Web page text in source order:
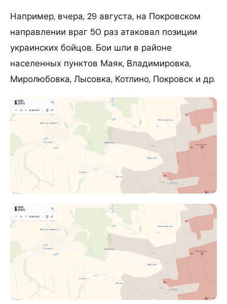
Например, вчера, 29 августа, на Покровском
направлении враг 50 раз атаковал позиции
украинских бойцов. Бои шли в районе
населенных пунктов Маяк, Владимировка,
Миролюбовка, Лысовка, Котлино, Покровск и др.